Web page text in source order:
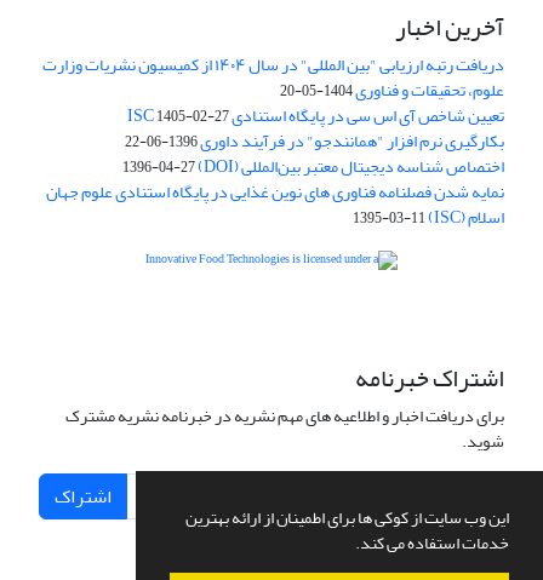
این وب سایت از کوکی ها برای اطمینان از ارائه بهترین
خدمات استفاده می کند.
آخرین اخبار
دریافت رتبه ارزیابی "بین المللی" در سال ۱۴۰۴ از کمیسیون نشریات وزارت
علوم، تحقیقات و فناوری1404-05-20
تعیین شاخص آی اس سی در پایگاه استنادی ISC1405-02-27
بکارگیری نرم افزار "همانندجو" در فرآیند داوری1396-06-22
اختصاص شناسه دیجیتال معتبر بین‌المللی (DOI) 1396-04-27
نمایه شدن فصلنامه فناوری های نوین غذایی در پایگاه استنادی علوم جهان
اسلام (ISC) 1395-03-11
اشتراک خبرنامه
برای دریافت اخبار و اطلاعیه های مهم نشریه در خبرنامه نشریه مشترک
شوید.
اشتراک